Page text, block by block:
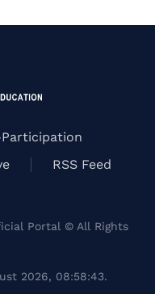
RSS Feed
Portal © All Rights
2026, 08:58:43.